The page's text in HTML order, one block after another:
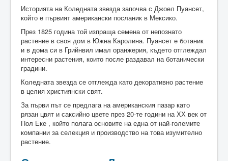
Историята на Коледната звезда започва с Джоел Пуансет,
който е първият американски посланик в Мексико.
През 1825 година той изпраща семена от непознато
растение в своя дом в Южна Каролина. Пуансет е ботаник
и в дома си в Грийнвил имал оранжерия, където отглеждал
интересни растения, които после раздавал на ботанически
градини.
Коледната звезда се отглежда като декоративно растение
в целия християнски свят.
За първи път се предлага на американския пазар като
рязан цвят и саксийно цвете през 20-те години на ХХ век от
Пол Еке , който полага основите на една от най-големите
компании за селекция и производство на това изумително
растение.